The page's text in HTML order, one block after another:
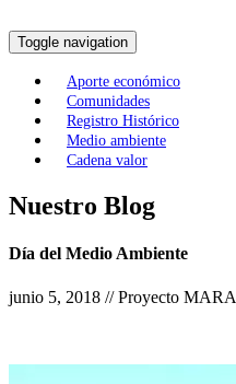
Toggle navigation
Aporte económico
Comunidades
Registro Histórico
Medio ambiente
Cadena valor
Nuestro Blog
Día del Medio Ambiente
junio 5, 2018 // Proyecto MARA